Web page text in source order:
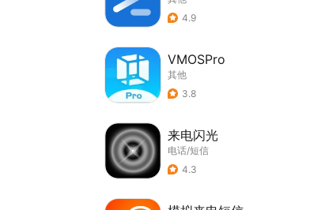
4.9
VMOSPro
其他
3.8
来电闪光
电话/短信
4.3